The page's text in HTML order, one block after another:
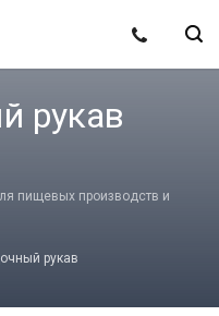
рукав
пищевых производств и
рукав